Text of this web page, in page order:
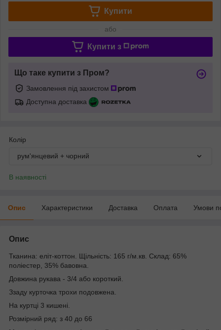
Купити
або
Купити з
Що таке купити з Пром?
Замовлення під захистом
Доступна доставка
Колір
рум'янцевий + чорний
В наявності
Опис Характеристики Доставка Оплата Умови
Опис
Тканина: еліт-коттон. Щільність: 165 г/м.кв. Склад: 65%
поліестер, 35% бавовна.
Довжина рукава - 3/4 або короткий.
Ззаду курточка трохи подовжена.
На куртці 3 кишені.
Розмірний ряд: з 40 до 66